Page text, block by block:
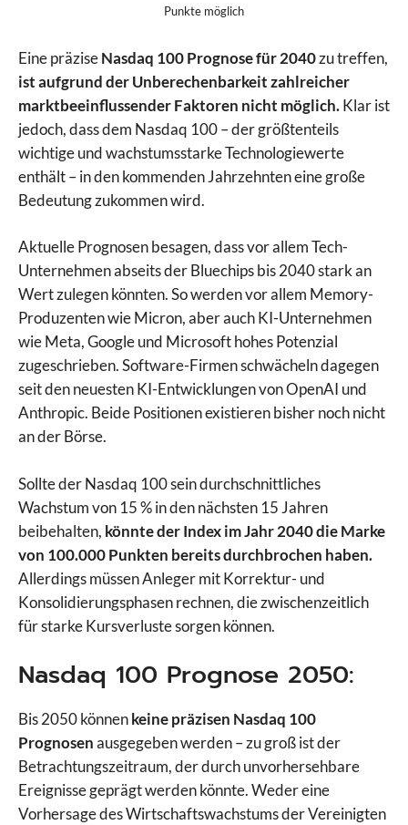
Punkte möglich
Eine präziseNasdaq 100 Prognose für 2040zu treffen,
ist aufgrund der Unberechenbarkeit zahlreicher
marktbeeinflussender Faktoren nicht möglich.Klar ist
jedoch, dass dem Nasdaq 100 – der größtenteils
wichtige und wachstumsstarke Technologiewerte
enthält – in den kommenden Jahrzehnten eine große
Bedeutung zukommen wird.
Aktuelle Prognosen besagen, dass vor allem Tech-
Unternehmen abseits der Bluechips bis 2040 stark an
Wert zulegen könnten. So werden vor allem Memory-
Produzenten wie Micron, aber auch KI-Unternehmen
wie Meta, Google und Microsoft hohes Potenzial
zugeschrieben. Software-Firmen schwächeln dagegen
seit den neuesten KI-Entwicklungen von OpenAI und
Anthropic. Beide Positionen existieren bisher noch nicht
an der Börse.
Sollte der Nasdaq 100 sein durchschnittliches
Wachstum von 15 % in den nächsten 15 Jahren
beibehalten, könnte der Index im Jahr 2040 die Marke
von 100.000 Punkten bereits durchbrochen haben.
Allerdings müssen Anleger mit Korrektur- und
Konsolidierungsphasen rechnen, die zwischenzeitlich
für starke Kursverluste sorgen können.
Nasdaq 100 Prognose 2050:
Bis 2050 könnenkeine präzisen Nasdaq 100
Prognosenausgegeben werden – zu groß ist der
Betrachtungszeitraum, der durch unvorhersehbare
Ereignisse geprägt werden könnte. Weder eine
Vorhersage des Wirtschaftswachstums der Vereinigten